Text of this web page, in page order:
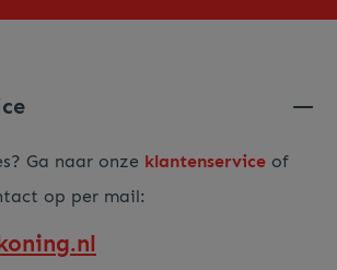
Ga naar onze klantenservice of
op per mail: